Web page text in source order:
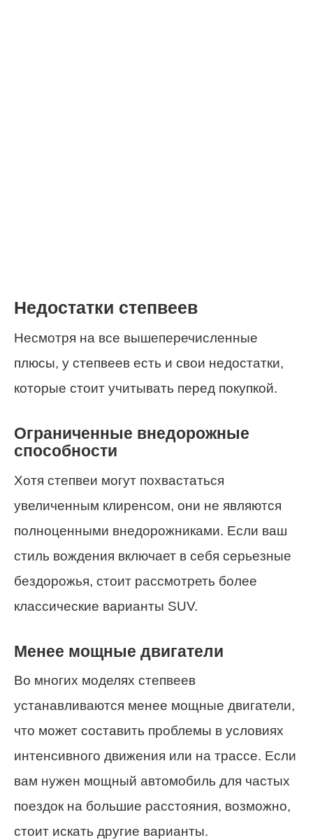
Недостатки степвеев
Несмотря на все вышеперечисленные
плюсы, у степвеев есть и свои недостатки,
которые стоит учитывать перед покупкой.
Ограниченные внедорожные
способности
Хотя степвеи могут похвастаться
увеличенным клиренсом, они не являются
полноценными внедорожниками. Если ваш
стиль вождения включает в себя серьезные
бездорожья, стоит рассмотреть более
классические варианты SUV.
Менее мощные двигатели
Во многих моделях степвеев
устанавливаются менее мощные двигатели,
что может составить проблемы в условиях
интенсивного движения или на трассе. Если
вам нужен мощный автомобиль для частых
поездок на большие расстояния, возможно,
стоит искать другие варианты.